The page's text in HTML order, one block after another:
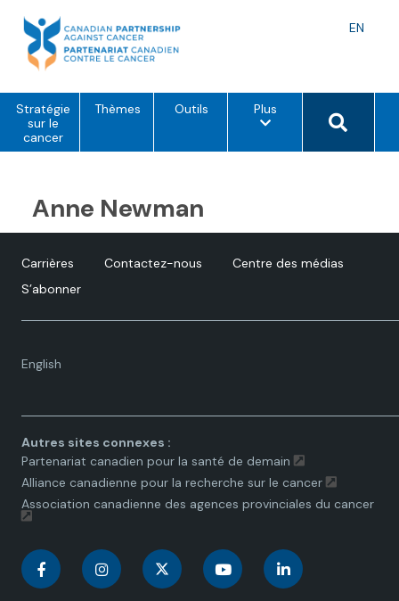
content
EN
Stratégie
sur le
cancer
Thèmes Outils Pluso
i
m
n
Search
Anne Newman
Carrières Contactez-nous
Centre des médias
S’abonner
English
Language
Autres sites connexes :
Partenariat canadien pour la santé de demain
Alliance canadienne pour la recherche sur le cancer
Association canadienne des agences provinciales du cancer
C C C C